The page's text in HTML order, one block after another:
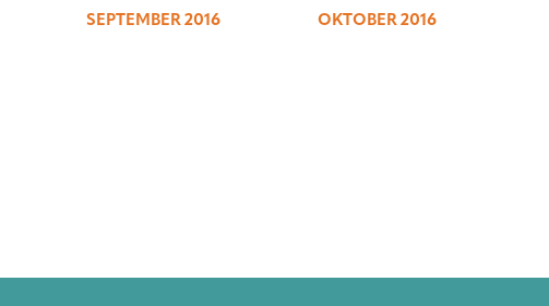
SEPTEMBER 2016 OKTOBER 2016